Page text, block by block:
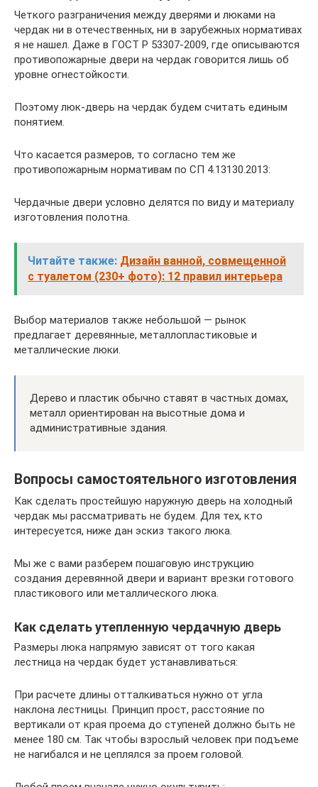
Четкого разграничения между дверями и люками на
чердак ни в отечественных, ни в зарубежных нормативах
я не нашел. Даже в ГОСТ Р 53307-2009, где описываются
противопожарные двери на чердак говорится лишь об
уровне огнестойкости.
Поэтому люк-дверь на чердак будем считать единым
понятием.
Что касается размеров, то согласно тем же
противопожарным нормативам по СП 4.13130.2013:
Чердачные двери условно делятся по виду и материалу
изготовления полотна.
Читайте также: Дизайн ванной, совмещенной
с туалетом (230+ фото): 12 правил интерьера
Выбор материалов также небольшой — рынок
предлагает деревянные, металлопластиковые и
металлические люки.
Дерево и пластик обычно ставят в частных домах,
металл ориентирован на высотные дома и
административные здания.
Вопросы самостоятельного изготовления
Как сделать простейшую наружную дверь на холодный
чердак мы рассматривать не будем. Для тех, кто
интересуется, ниже дан эскиз такого люка.
Мы же с вами разберем пошаговую инструкцию
создания деревянной двери и вариант врезки готового
пластикового или металлического люка.
Как сделать утепленную чердачную дверь
Размеры люка напрямую зависят от того какая
лестница на чердак будет устанавливаться:
При расчете длины отталкиваться нужно от угла
наклона лестницы. Принцип прост, расстояние по
вертикали от края проема до ступеней должно быть не
менее 180 см. Так чтобы взрослый человек при подъеме
не нагибался и не цеплялся за проем головой.